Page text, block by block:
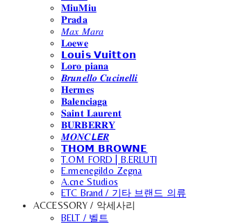
𝐌𝐢𝐮𝐌𝐢𝐮
𝐏𝐫𝐚𝐝𝐚
𝑀𝑎𝑥 𝑀𝑎𝑟𝑎
𝐋𝐨𝐞𝐰𝐞
𝗟𝗼𝘂𝗶𝘀 𝗩𝘂𝗶𝘁𝘁𝗼𝗻
𝐋𝐨𝐫𝐨 𝐩𝐢𝐚𝐧𝐚
𝑩𝒓𝒖𝒏𝒆𝒍𝒍𝒐 𝑪𝒖𝒄𝒊𝒏𝒆𝒍𝒍𝒊
𝐇𝐞𝐫𝐦𝐞𝐬
𝐁𝐚𝐥𝐞𝐧𝐜𝐢𝐚𝐠𝐚
𝐒𝐚𝐢𝐧𝐭 𝐋𝐚𝐮𝐫𝐞𝐧𝐭
𝐁𝐔𝐑𝐁𝐄𝐑𝐑𝐘
𝑴𝑶𝑵𝑪𝙇𝙀𝑹
𝗧𝗛𝗢𝗠 𝗕𝗥𝗢𝗪𝗡𝗘
T.OM FORD | B.ERLUTI
E.rmenegildo Zegna
A.cne Studios
ETC Brand / 기타 브랜드 의류
ACCESSORY / 악세사리
BELT / 벨트